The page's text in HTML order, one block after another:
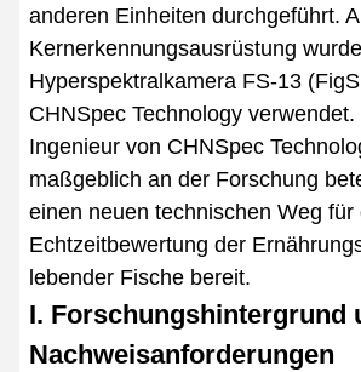
anderen Einheiten durchgeführt.
Kernerkennungsausrüstung
Hyperspektralkamera FS-13
CHNSpec Technology
Ingenieur von CHNSpec
maßgeblich an der Forschung
einen neuen technischen Weg für
Echtzeitbewertung der
lebender Fische bereit.
I. Forschungshintergrund
Nachweisanforderungen